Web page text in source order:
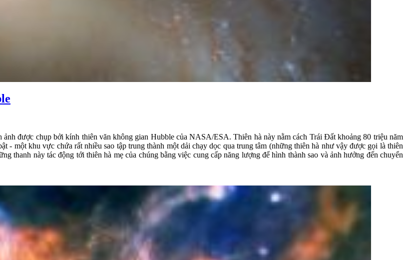
được chụp bởi kính thiên văn không gian Hubble của NASA/ESA. Thiên hà này nằm cách Trái Đất khoảng 80 triệu năm
- một khu vực chứa rất nhiều sao tập trung thành một dải chạy dọc qua trung tâm (những thiên hà như vậy được gọi là thiên
thanh này tác động tới thiên hà mẹ của chúng bằng việc cung cấp năng lượng để hình thành sao và ảnh hưởng đến chuyển